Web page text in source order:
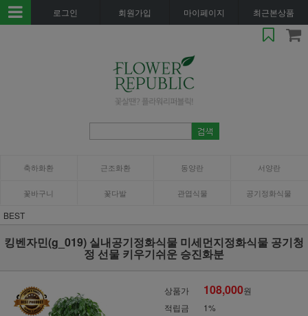
로그인 회원가입 마이페이지 최근본상품
축하화환 근조화환 동양란 서양란
꽃바구니 꽃다발 관엽식물 공기정화식물
BEST
킹벤자민(g_019) 실내공기정화식물 미세먼지정화식물 공기청
정 선물 키우기쉬운 승진화분
상품가 108,000원
적립금
1%